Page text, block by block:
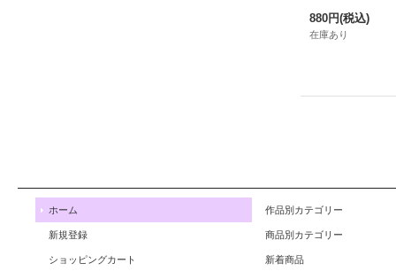
880円(税込)
在庫あり
ホーム
新規登録
ショッピングカート
作品別カテゴリー
商品別カテゴリー
新着商品